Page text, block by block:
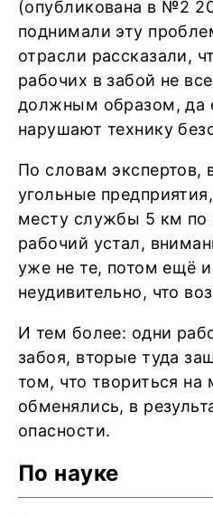
(опубликована в №2
поднимали эту
отрасли рассказали,
рабочих в забой не
должным образом, да
нарушают технику
По словам экспертов,
угольные
месту службы 5 км по
рабочий устал,
уже не те, потом ещё
неудивительно, что
И тем более: одни
забоя, вторые туда
том, что твориться на
обменялись, в
опасности.
По науке